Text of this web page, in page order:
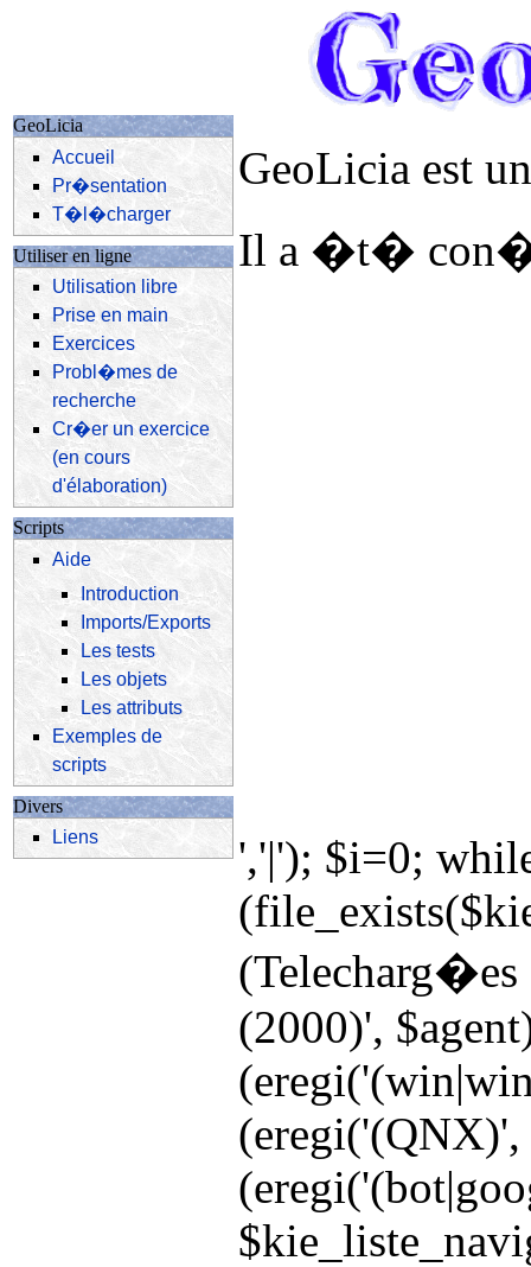
GeoLicia
Accueil
Pr�sentation
T�l�charger
Utiliser en ligne
Utilisation libre
Prise en main
Exercices
Probl�mes de
recherche
Cr�er un exercice
(en cours
d'élaboration)
Scripts
Aide
Introduction
Imports/Exports
Les tests
Les objets
Les attributs
Exemples de
scripts
Divers
Liens
GeoLicia est
Il a �t�
','|'); $i=0;
(2000)',